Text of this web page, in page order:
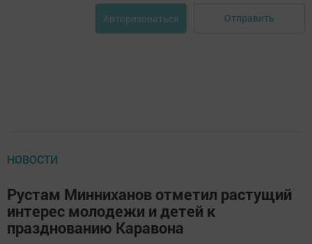
Авторизоваться Отправить
НОВОСТИ
Рустам Минниханов отметил растущий
интерес молодежи и детей к
празднованию Каравона